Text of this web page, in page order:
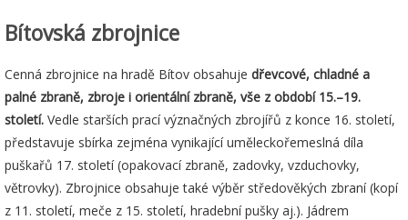
Bítovská zbrojnice
Cenná zbrojnice na hradě Bítov obsahuje dřevcové, chladné a
palné zbraně, zbroje i orientální zbraně, vše z období 15.–19.
století. Vedle starších prací význačných zbrojířů z konce 16. století,
představuje sbírka zejména vynikající uměleckořemeslná díla
puškařů 17. století (opakovací zbraně, zadovky, vzduchovky,
větrovky). Zbrojnice obsahuje také výběr středověkých zbraní (kopí
z 11. století, meče z 15. století, hradební pušky aj.). Jádrem